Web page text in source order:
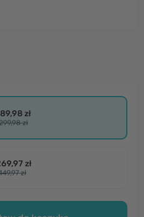
zł
zł
zł
zł